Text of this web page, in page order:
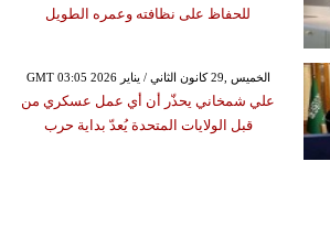
للحفاظ على نظافته وعمره الطويل
GMT 03:05 2026 الخميس ,29 كانون الثاني / يناير
علي شمخاني يحذّر أن أي عمل عسكري من
قبل الولايات المتحدة يُعدّ بداية حرب